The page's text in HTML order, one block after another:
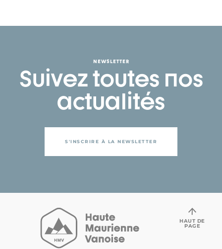
NEWSLETTER
Suivez toutes nos
actualités
S'INSCRIRE À LA NEWSLETTER
HAUT DE
PAGE